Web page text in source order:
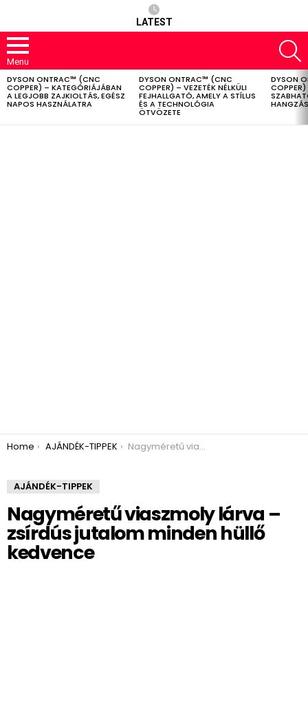
LATEST
Menu
LATEST
STORIES
DYSON ONTRAC™ (CNC
COPPER) – KATEGÓRIÁJÁBAN
A LEGJOBB ZAJKIOLTÁS, EGÉSZ
NAPOS HASZNÁLATRA
DYSON ONTRAC™ (CNC
COPPER) – VEZETÉK NÉLKÜLI
FEJHALLGATÓ, AMELY A STÍLUS
ÉS A TECHNOLÓGIA
ÖTVÖZETE
DYSON
COPPER)
You are here:
Home AJÁNDÉK-TIPPEK Nagyméretű viaszmoly lárva – zsírdús jutalom minden hüllő kedvence
AJÁNDÉK-TIPPEK
Nagyméretű viaszmoly lárva –
zsírdús jutalom minden hüllő
kedvence